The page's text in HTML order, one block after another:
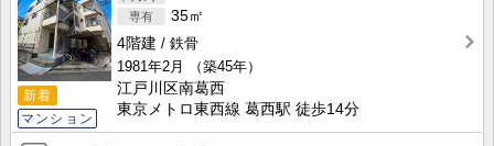
新着
マンション
35㎡
4階建
鉄骨
1981年2月
（築45年）
江戸川区南葛西
東京メトロ東西線 葛西駅 徒歩14分